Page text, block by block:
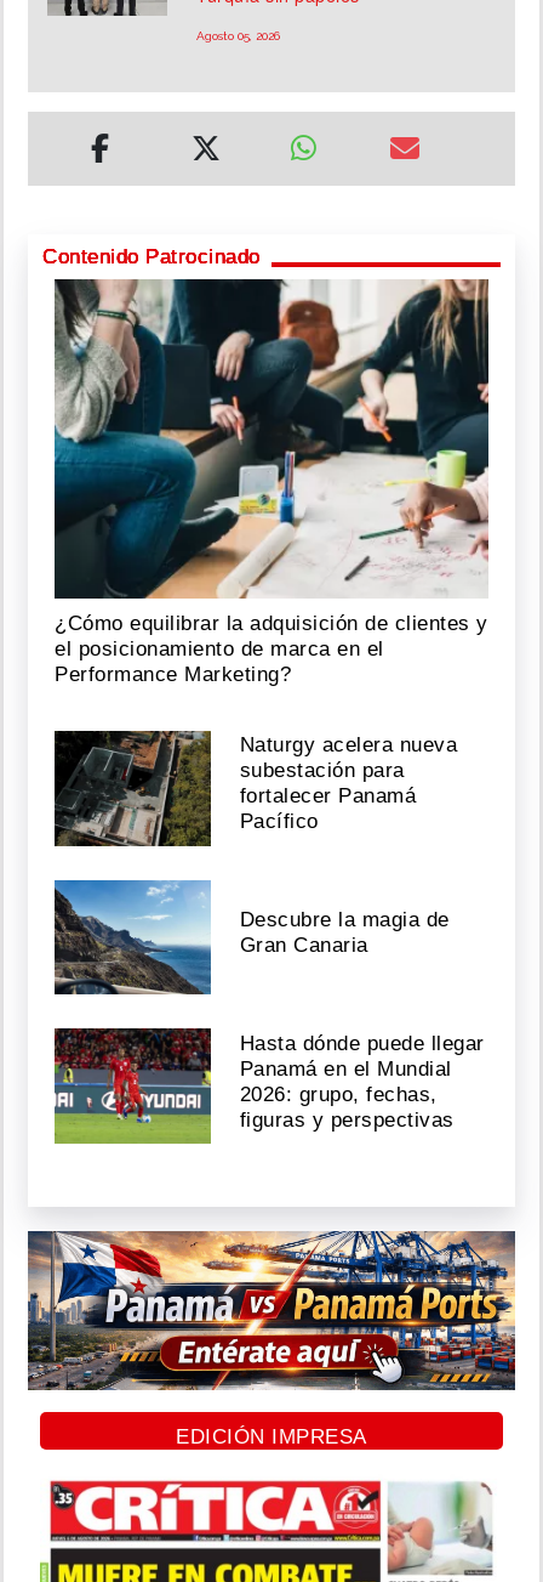
Agosto 05, 2026
Contenido Patrocinado
¿Cómo equilibrar la adquisición de clientes y
el posicionamiento de marca en el
Performance Marketing?
Naturgy acelera nueva
subestación para
fortalecer Panamá
Pacífico
Descubre la magia de
Gran Canaria
Hasta dónde puede llegar
Panamá en el Mundial
2026: grupo, fechas,
figuras y perspectivas
EDICIÓN IMPRESA